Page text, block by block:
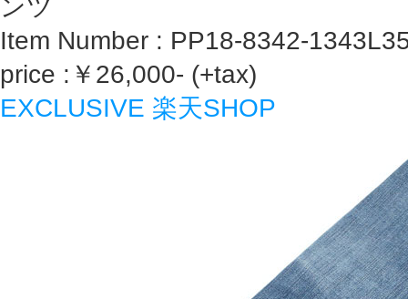
ンツ
Item Number : PP18-8342-
price :￥26,000- (+tax)
EXCLUSIVE 楽天SHOP